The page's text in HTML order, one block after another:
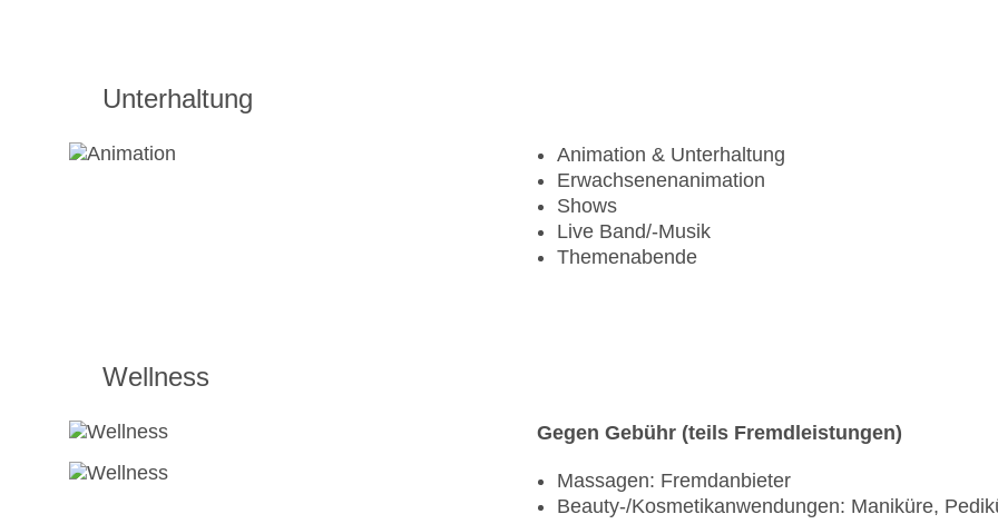
Unterhaltung
Animation & Unterhaltung
Erwachsenenanimation
Shows
Live Band/-Musik
Themenabende
Wellness
Gegen Gebühr (teils Fremdleistungen)
Massagen: Fremdanbieter
Beauty-/Kosmetikanwendungen: Maniküre,